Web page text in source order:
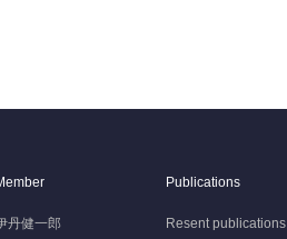
丹健一郎
Publications
Resent publications